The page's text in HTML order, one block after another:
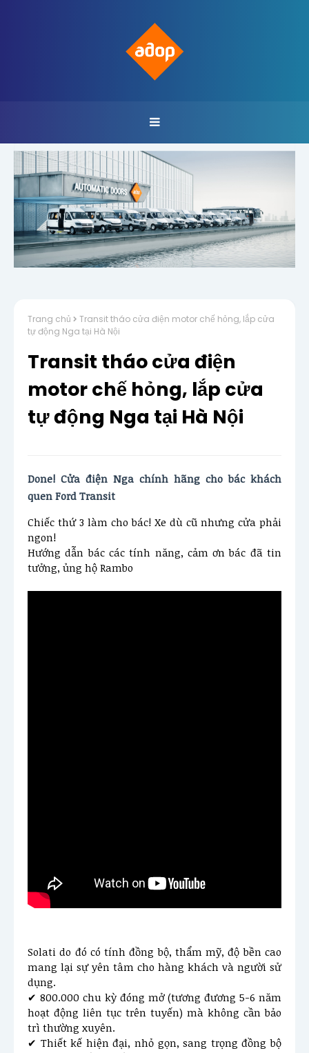
Trang chủ
Transit tháo cửa điện motor chế hỏng, lắp cửa
tự động Nga tại Hà Nội
Transit tháo cửa điện
motor chế hỏng, lắp cửa
tự động Nga tại Hà Nội
Done! Cửa điện Nga chính hãng cho bác khách
quen Ford Transit
Chiếc thứ 3 làm cho bác! Xe dù cũ nhưng cửa phải
ngon!
Hướng dẫn bác các tính năng, cảm ơn bác đã tin
tưởng, ủng hộ Rambo
Solati do đó có tính đồng bộ, thẩm mỹ, độ bền cao
mang lại sự yên tâm cho hàng khách và người sử
dụng.
✔ 800.000 chu kỳ đóng mở (tương đương 5-6 năm
hoạt động liên tục trên tuyến) mà không cần bảo
trì thường xuyên.
✔ Thiết kế hiện đại, nhỏ gọn, sang trọng đồng bộ